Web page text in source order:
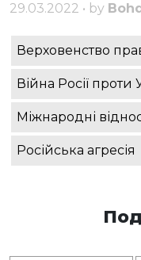
29.03.2022 • by
Верховенство
Війна Росії проти
Міжнародні
Російська агресія